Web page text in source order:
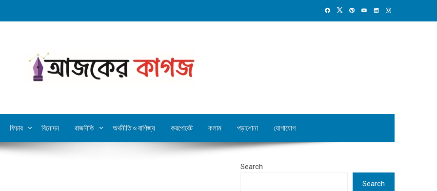
ফিচার বিনোদন রাজনীতি অর্থনীতি ও বাণিজ্য করপোরেট কলাম পড়াশোনা যোগাযোগ
Search
Search